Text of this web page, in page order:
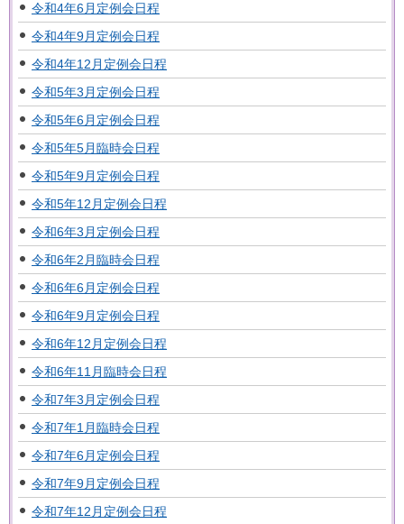
令和4年6月定例会日程
令和4年9月定例会日程
令和4年12月定例会日程
令和5年3月定例会日程
令和5年6月定例会日程
令和5年5月臨時会日程
令和5年9月定例会日程
令和5年12月定例会日程
令和6年3月定例会日程
令和6年2月臨時会日程
令和6年6月定例会日程
令和6年9月定例会日程
令和6年12月定例会日程
令和6年11月臨時会日程
令和7年3月定例会日程
令和7年1月臨時会日程
令和7年6月定例会日程
令和7年9月定例会日程
令和7年12月定例会日程